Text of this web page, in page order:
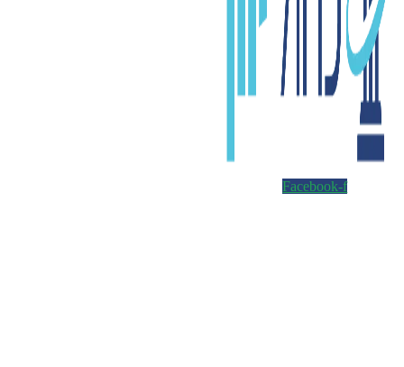
Facebook-f